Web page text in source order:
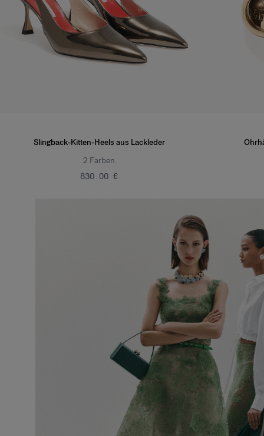
Slingback-Kitten-Heels aus Lackleder
2 Farben
‌830.00 €